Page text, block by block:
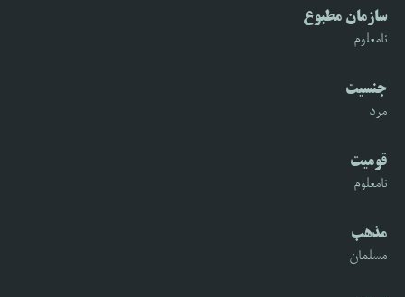
سازمان مطبوع
نامعلوم
جنسیت
مرد
قومیت
نامعلوم
مذهب
مسلمان